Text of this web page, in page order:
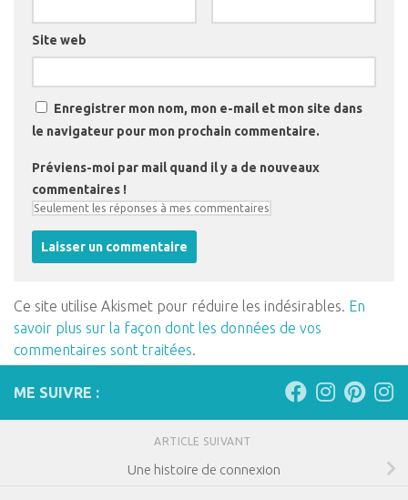
Site web
Enregistrer mon nom, mon e-mail et mon site dans
le navigateur pour mon prochain commentaire.
Préviens-moi par mail quand il y a de nouveaux
commentaires !
Ce site utilise Akismet pour réduire les indésirables. En
savoir plus sur la façon dont les données de vos
commentaires sont traitées.
ME SUIVRE :
ARTICLE SUIVANT
Une histoire de connexion